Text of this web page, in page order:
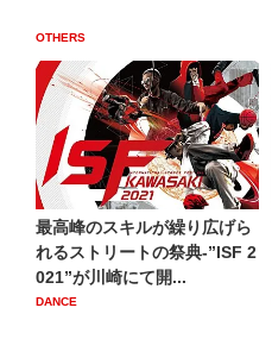
OTHERS
最高峰のスキルが繰り広げら
れるストリートの祭典‐”ISF 2
021”が川崎にて開...
DANCE